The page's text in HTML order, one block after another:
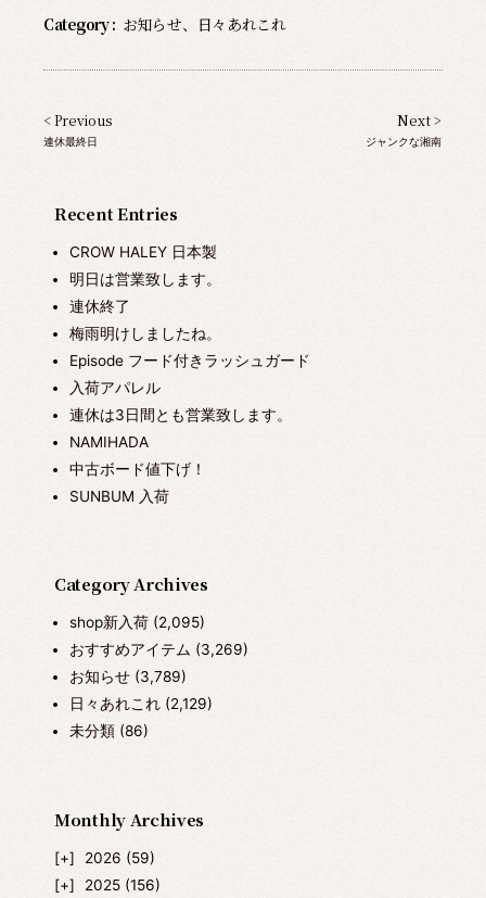
Recent Entries
CROW HALEY 日本製
明日は営業致します。
連休終了
梅雨明けしましたね。
Episode フード付きラッシュガード
入荷アパレル
連休は3日間とも営業致します。
NAMIHADA
中古ボード値下げ！
SUNBUM 入荷
Category Archives
shop新入荷(2,095)
おすすめアイテム (3,269)
お知らせ(3,789)
日々あれこれ(2,129)
未分類(86)
Monthly Archives
2026 (59)
2025 (156)
Category : お知らせ、 日々あれこれ
< Previous
連休最終日
Next >
ジャンクな湘南